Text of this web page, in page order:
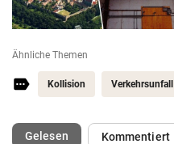
Ähnliche Themen
Kollision Verkehrsunfall
Gelesen(ausgewählt)Kommentiert